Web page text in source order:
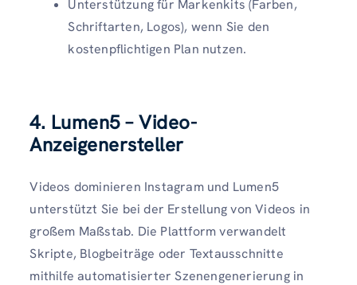
Unterstützung für Markenkits (Farben,
Schriftarten, Logos), wenn Sie den
kostenpflichtigen Plan nutzen.
4. Lumen5 – Video-
Anzeigenersteller
Videos dominieren Instagram und Lumen5
unterstützt Sie bei der Erstellung von Videos in
großem Maßstab. Die Plattform verwandelt
Skripte, Blogbeiträge oder Textausschnitte
mithilfe automatisierter Szenengenerierung in